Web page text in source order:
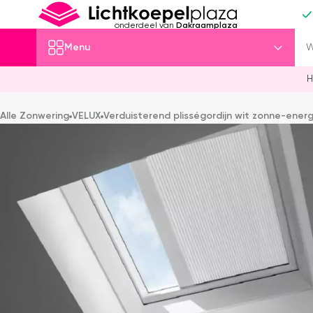
onderdeel van Dakraamplaza
Menu
Alle Zonwering VELUX Verduisterend plisségordijn wit zonne-